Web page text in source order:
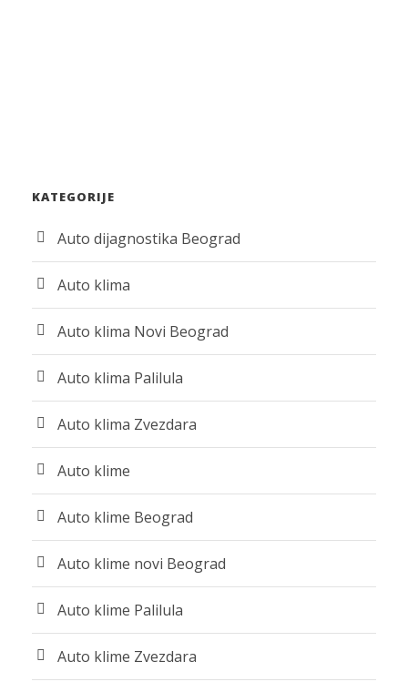
KATEGORIJE
Auto dijagnostika Beograd
Auto klima
Auto klima Novi Beograd
Auto klima Palilula
Auto klima Zvezdara
Auto klime
Auto klime Beograd
Auto klime novi Beograd
Auto klime Palilula
Auto klime Zvezdara